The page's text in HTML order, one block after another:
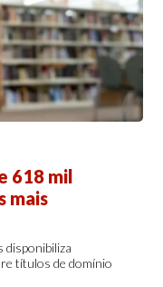
618 mil
mais
disponibiliza
títulos de domínio